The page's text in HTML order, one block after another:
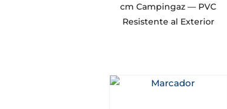
cm Campingaz — PVC
Resistente al Exterior